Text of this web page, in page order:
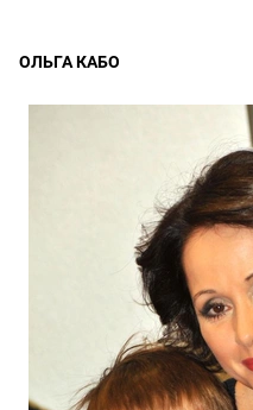
ОЛЬГА КАБО